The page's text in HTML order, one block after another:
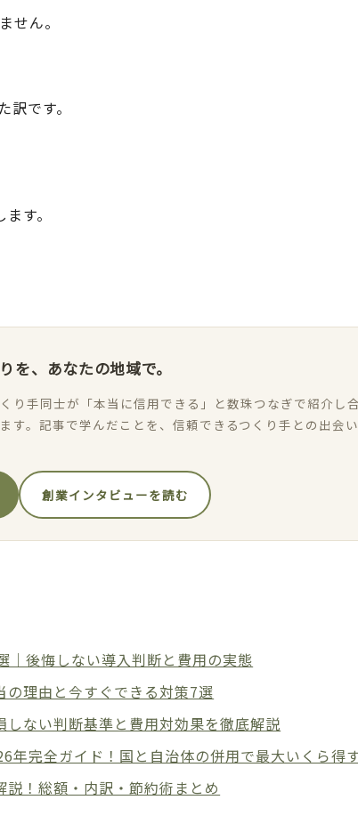
せん。
です。
す。
を、あなたの地域で。
り手同士が「本当に信用できる」と数珠つなぎで紹介し
す。記事で学んだことを、信頼できるつくり手との出会
創業インタビューを読む
｜後悔しない導入判断と費用の実態
理由と今すぐできる対策7選
しない判断基準と費用対効果を徹底解説
年完全ガイド！国と自治体の併用で最大いくら得
説！総額・内訳・節約術まとめ